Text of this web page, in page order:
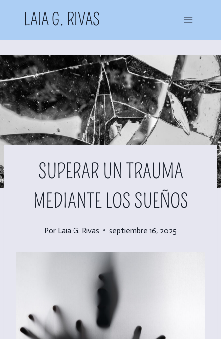
contenido
LAIA G. RIVAS
SUPERAR UN TRAUMA
MEDIANTE LOS SUEÑOS
Por Laia G. Rivas septiembre 16, 2025